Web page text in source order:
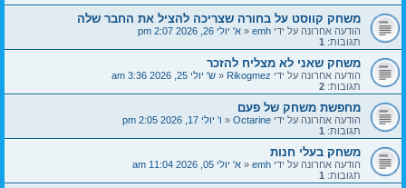
משחק קווסט על בחורה שצריכה להציל את החבר שלה
הודעה אחרונה על ידי emh
«א' יולי 26, 2026 2:07 pm
תגובות: 1
משחק שאני לא מצליח להזכר
הודעה אחרונה על ידי Rikogmez
«ש' יולי 25, 2026 3:36 am
תגובות: 2
מחפשת משחק של פעם
הודעה אחרונה על ידי Octarine
«ו' יולי 17, 2026 2:05 pm
תגובות: 1
משחק בעלי חנות
הודעה אחרונה על ידי emh
«א' יולי 05, 2026 11:04 am
תגובות: 1